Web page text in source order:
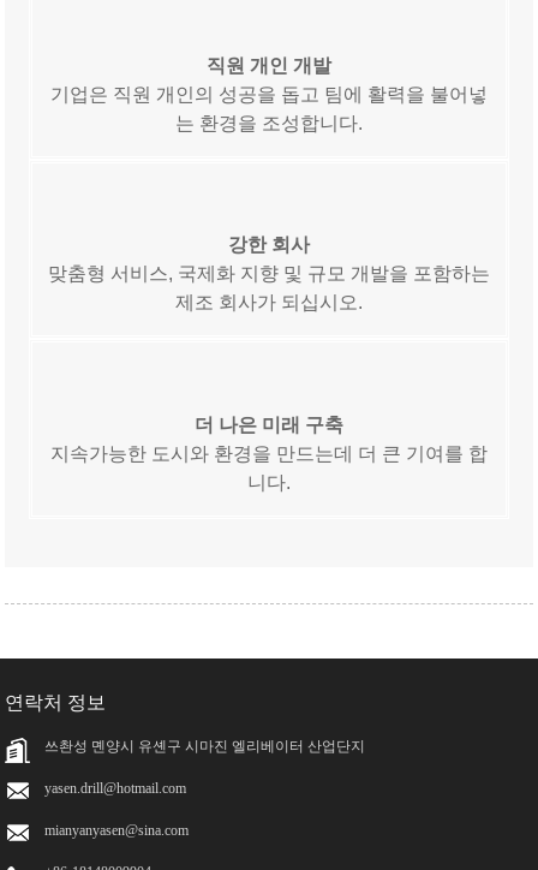
직원 개인 개발
기업은 직원 개인의 성공을 돕고 팀에 활력을 불어넣
는 환경을 조성합니다.
강한 회사
맞춤형 서비스, 국제화 지향 및 규모 개발을 포함하는
제조 회사가 되십시오.
더 나은 미래 구축
지속가능한 도시와 환경을 만드는데 더 큰 기여를 합
니다.
연락처 정보
쓰촨성 몐양시 유셴구 시마진 엘리베이터 산업단지
yasen.drill@hotmail.com
mianyanyasen@sina.com